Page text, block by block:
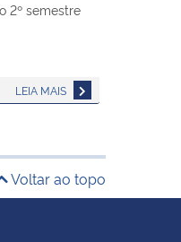
2º semestre
LEIA MAIS
Voltar ao topo